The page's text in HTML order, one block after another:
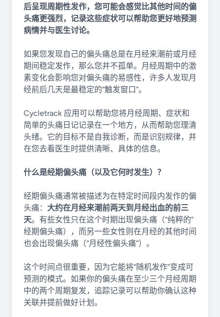
后呈现周期性发作，您可能会感觉比其他时间的偏
头痛更强烈，记录这些症状可以帮助您更好地预测
病情并与医生讨论。
如果您发现自己的偏头痛总是在月经来潮前或月经
期间稳定发作，那么您并不孤单。月经周期中的激
素变化会影响您对偏头痛的易感性，许多人发现月
经前后几天是最稳定的“触发窗口”。
Cycletrack 应用可以帮助您将月经周期、症状和
简单的头痛日记记录在一个地方，从而帮助您理清
头绪。它的目标不是自我诊断，而是识别规律，并
在您去看医生时提供清晰、具体的信息。
什么是经期偏头痛（以及它何时发生）？
经期偏头痛通常被描述为在特定时间段内发作的偏
头痛： 大约在月经来潮前两天到月经出血的前三
天。有些女性只在这个时期出现偏头痛（“纯粹的”
经期偏头痛），而另一些女性则在月经的其他时间
也会出现偏头痛（“月经性偏头痛”）。
这个时间点很重要，因为它能将“随机发作”变成可
预测的模式。如果你的偏头痛在至少三个月经周期
中的两个周期复发，追踪记录可以帮助你确认这种
关联并提前做好计划。